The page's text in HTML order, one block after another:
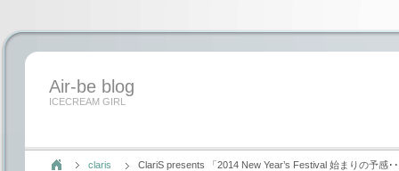
Air-be blog
ICECREAM GIRL
claris ClariS presents 「2014 New Year’s Festival 始まりの予感